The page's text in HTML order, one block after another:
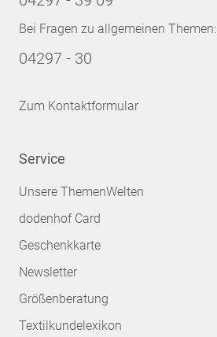
Bei Fragen zu allgemeinen Themen:
04297 - 30
Zum Kontaktformular
Service
Unsere ThemenWelten
dodenhof Card
Geschenkkarte
Newsletter
Größenberatung
Textilkundelexikon